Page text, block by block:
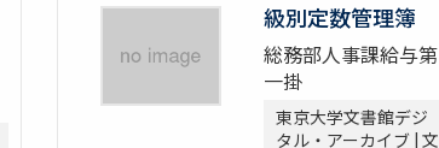
級別定数管理簿
総務部人事課給与第
一掛
東京大学文書館デジ
タル・アーカイブ | 文